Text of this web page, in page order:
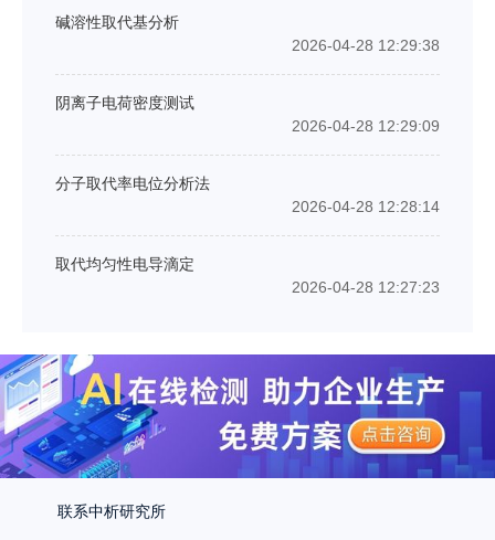
碱溶性取代基分析
2026-04-28 12:29:38
阴离子电荷密度测试
2026-04-28 12:29:09
分子取代率电位分析法
2026-04-28 12:28:14
取代均匀性电导滴定
2026-04-28 12:27:23
联系中析研究所